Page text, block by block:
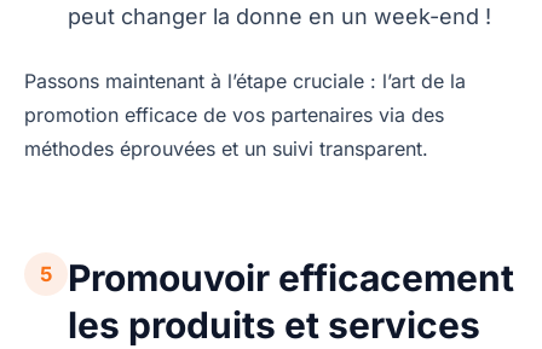
peut changer la donne en un week-end !
Passons maintenant à l’étape cruciale : l’art de la
promotion efficace de vos partenaires via des
méthodes éprouvées et un suivi transparent.
5
Promouvoir efficacement
les produits et services